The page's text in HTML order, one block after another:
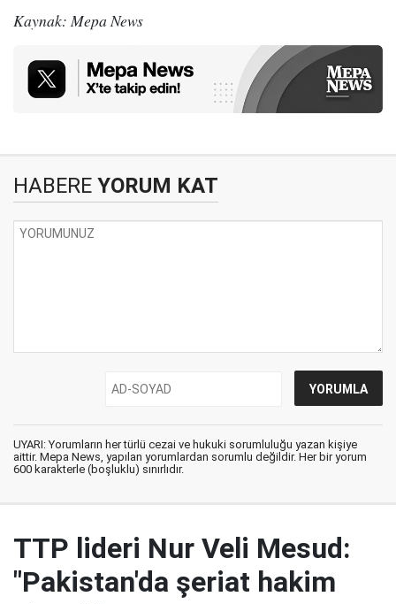
Kaynak: Mepa News
HABERE YORUM KAT
UYARI: Yorumların her türlü cezai ve hukuki sorumluluğu yazan kişiye
aittir. Mepa News, yapılan yorumlardan sorumlu değildir. Her bir yorum
600 karakterle (boşluklu) sınırlıdır.
TTP lideri Nur Veli Mesud:
"Pakistan'da şeriat hakim